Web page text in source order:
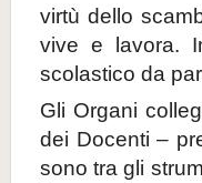
virtù dello
vive e lavora.
scolastico da
Gli Organi
dei Docenti –
sono tra gli